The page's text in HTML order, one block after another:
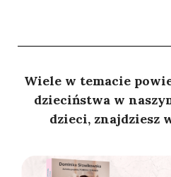
Wiele w temacie
dzieciństwa w
dzieci, znajdziesz